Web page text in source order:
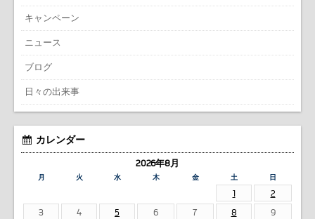
キャンペーン
ニュース
ブログ
日々の出来事
カレンダー
2026年8月
月 火 水 木 金 土 日
1
2
3
4 5 6 7 8
9